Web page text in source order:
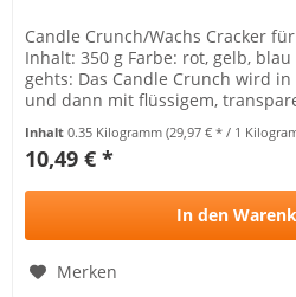
Candle Crunch/Wachs Cracker
Inhalt: 350 g Farbe: rot, gelb,
gehts: Das Candle Crunch wird
und dann mit flüssigem,
Inhalt0.35 Kilogramm(29,97 € * / 1
10,49 € *
In den
Merken